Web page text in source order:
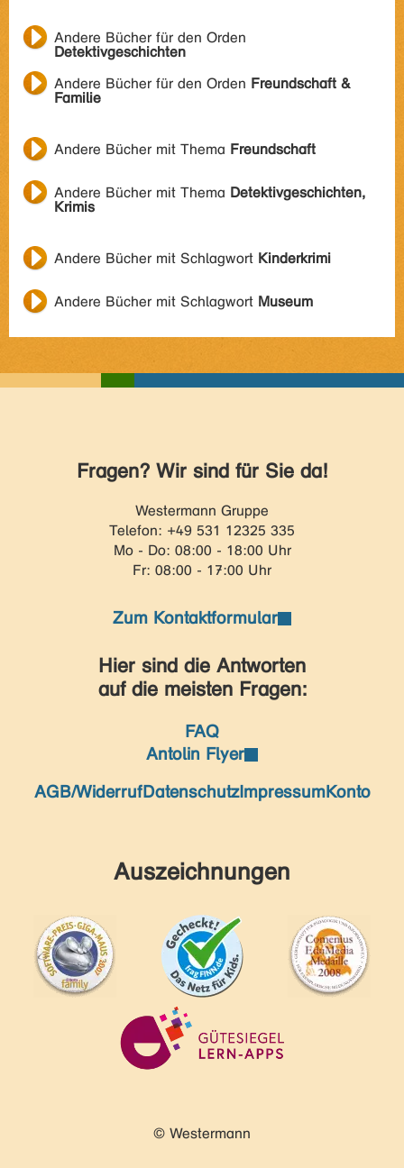
Andere Bücher für den Orden
Detektivgeschichten
Andere Bücher für den Orden Freundschaft &
Familie
Andere Bücher mit Thema Freundschaft
Andere Bücher mit Thema Detektivgeschichten,
Krimis
Andere Bücher mit Schlagwort Kinderkrimi
Andere Bücher mit Schlagwort Museum